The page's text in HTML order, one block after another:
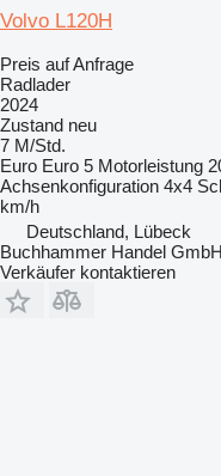
Volvo L120H
Preis auf Anfrage
Radlader
2024
Zustand neu
7 M/Std.
Euro Euro 5 Motorleistung
Achsenkonfiguration 4x4
km/h
Deutschland, Lübeck
Buchhammer Handel GmbH
Verkäufer kontaktieren